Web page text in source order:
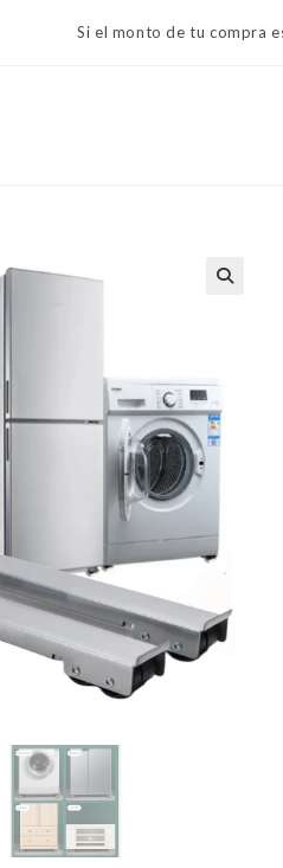
Si el monto de tu compra